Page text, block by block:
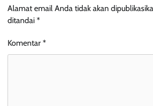
Alamat email Anda tidak akan
ditandai *
Komentar *